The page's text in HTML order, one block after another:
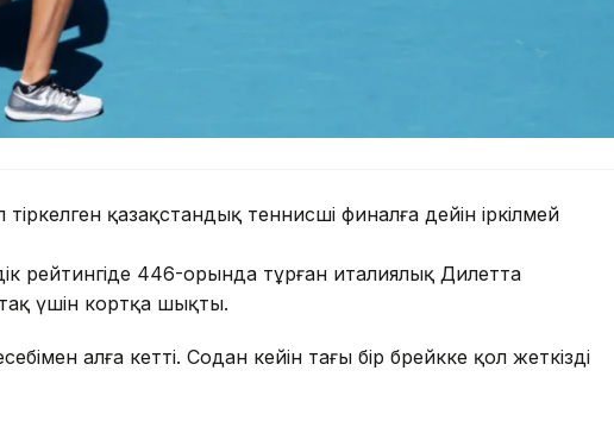
қазақстандық теннисші финалға дейін іркілмей
рейтингіде 446-орында тұрған италиялық Дилетта
үшін кортқа шықты.
алға кетті. Содан кейін тағы бір брейкке қол жеткізді